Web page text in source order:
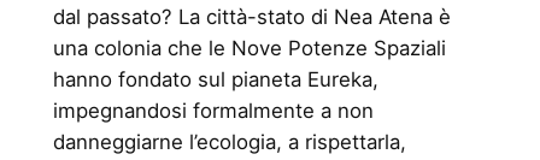
dal passato? La città-stato di Nea Atena è
una colonia che le Nove Potenze Spaziali
hanno fondato sul pianeta Eureka,
impegnandosi formalmente a non
danneggiarne l’ecologia, a rispettarla,